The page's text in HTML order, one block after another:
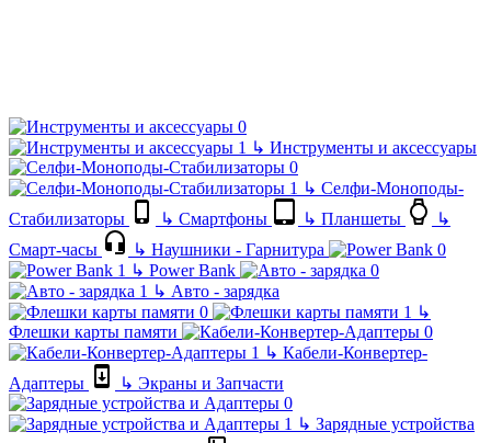
↳ Инструменты и аксессуары
↳ Селфи-Моноподы-
Стабилизаторы
↳ Смартфоны ↳ Планшеты
↳
Смарт-часы
↳ Наушники - Гарнитура
↳ Power Bank
↳ Авто - зарядка
↳
Флешки карты памяти
↳ Кабели-Конвертер-
Адаптеры
↳ Экраны и Запчасти
↳ Зарядные устройства